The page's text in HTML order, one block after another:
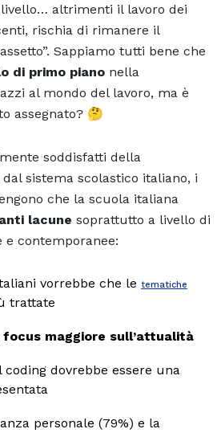
altrimenti il lavoro dei
rischia di rimanere il
Sappiamo tutti bene che
di primo piano nella
al mondo del lavoro, ma è
assegnato? 🤔
soddisfatti della
sistema scolastico italiano, i
che la scuola italiana
lacune soprattutto a livello di
e contemporanee:
vorrebbe che le tematiche
trattate
focus maggiore sull’attualità
coding dovrebbe essere una
personale (79%) e la